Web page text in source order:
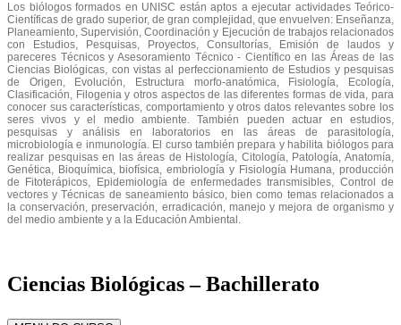
Los biólogos formados en UNISC están aptos a ejecutar actividades Teórico-
Científicas de grado superior, de gran complejidad, que envuelven: Enseñanza,
Planeamiento, Supervisión, Coordinación y Ejecución de trabajos relacionados
con Estudios, Pesquisas, Proyectos, Consultorías, Emisión de laudos y
pareceres Técnicos y Asesoramiento Técnico - Científico en las Áreas de las
Ciencias Biológicas, con vistas al perfeccionamiento de Estudios y pesquisas
de Origen, Evolución, Estructura morfo-anatómica, Fisiología, Ecología,
Clasificación, Filogenia y otros aspectos de las diferentes formas de vida, para
conocer sus características, comportamiento y otros datos relevantes sobre los
seres vivos y el medio ambiente. También pueden actuar en estudios,
pesquisas y análisis en laboratorios en las áreas de parasitología,
microbiología e inmunología. El curso también prepara y habilita biólogos para
realizar pesquisas en las áreas de Histología, Citología, Patología, Anatomía,
Genética, Bioquímica, biofísica, embriología y Fisiología Humana, producción
de Fitoterápicos, Epidemiología de enfermedades transmisibles, Control de
vectores y Técnicas de saneamiento básico, bien como temas relacionados a
la conservación, preservación, erradicación, manejo y mejora de organismo y
del medio ambiente y a la Educación Ambiental.
Ciencias Biológicas – Bachillerato